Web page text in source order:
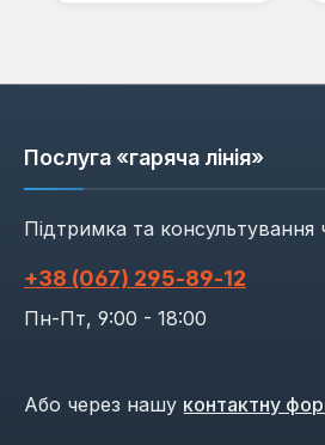
Послуга «гаряча лінія»
Підтримка та консультування
+38 (067) 295‑89‑12
Пн-Пт, 9:00 - 18:00
Або через нашу контактну